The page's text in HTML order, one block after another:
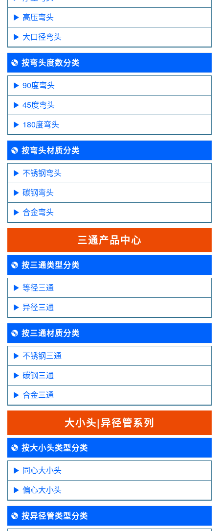
高压弯头
大口径弯头
按弯头度数分类
90度弯头
45度弯头
180度弯头
按弯头材质分类
不锈钢弯头
碳钢弯头
合金弯头
三通产品中心
按三通类型分类
等径三通
异径三通
按三通材质分类
不锈钢三通
碳钢三通
合金三通
大小头|异径管系列
按大小头类型分类
同心大小头
偏心大小头
按异径管类型分类